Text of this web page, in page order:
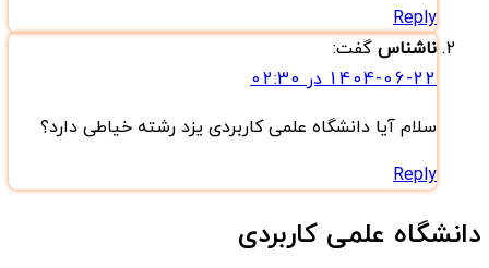
Reply
ناشناسگفت:
1404-06-22 در 02:30
سلام آیا دانشگاه علمی کاربردی یزد رشته خیاطی دارد؟
Reply
Comment
navigation
دانشگاه علمی کاربردی